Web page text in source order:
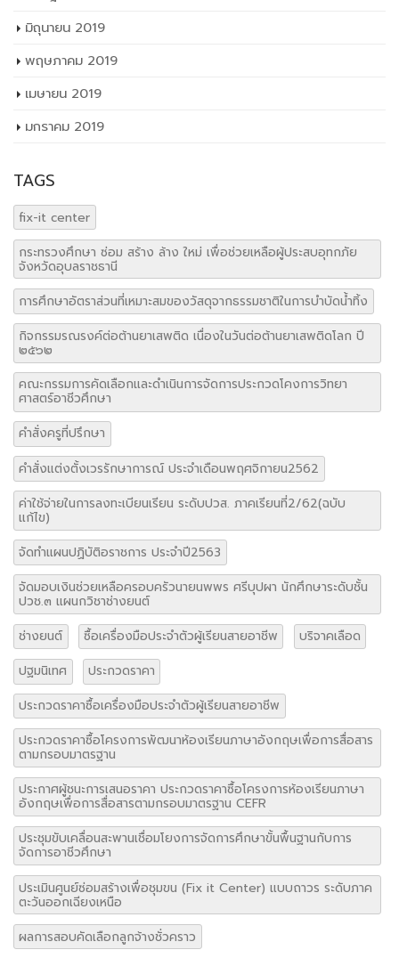
มิถุนายน 2019
พฤษภาคม 2019
เมษายน 2019
มกราคม 2019
TAGS
fix-it center
กระทรวงศึกษา ซ่อม สร้าง ล้าง ใหม่ เพื่อช่วยเหลือผู้ประสบอุทกภัย
จังหวัดอุบลราชธานี
การศึกษาอัตราส่วนที่เหมาะสมของวัสดุจากธรรมชาติในการบำบัดน้ำทิ้ง
กิจกรรมรณรงค์ต่อต้านยาเสพติด เนื่องในวันต่อต้านยาเสพติดโลก ปี
๒๕๖๒
คณะกรรมการคัดเลือกและดำเนินการจัดการประกวดโคงการวิทยา
ศาสตร์อาชีวศึกษา
คำสั่งครูที่ปรึกษา
คำสั่งแต่งตั้งเวรรักษาการณ์ ประจำเดือนพฤศจิกายน2562
ค่าใช้จ่ายในการลงทะเบียนเรียน ระดับปวส. ภาคเรียนที่2/62(ฉบับ
แก้ไข)
จัดทำแผนปฏิบัติอราชการ ประจำปี2563
จัดมอบเงินช่วยเหลือครอบครัวนายนพพร ศรีบุปผา นักศึกษาระดับชั้น
ปวช.๓ แผนกวิชาช่างยนต์
ช่างยนต์
ซื้อเครื่องมือประจำตัวผู้เรียนสายอาชีพ
บริจาคเลือด
ปฐมนิเทศ
ประกวดราคา
ประกวดราคาซื้อเครื่องมือประจำตัวผู้เรียนสายอาชีพ
ประกวดราคาซื้อโครงการพัฒนาห้องเรียนภาษาอังกฤษเพื่อการสื่อสาร
ตามกรอบมาตรฐาน
ประกาศผู้ชนะการเสนอราคา ประกวดราคาซื้อโครงการห้องเรียนภาษา
อังกฤษเพื่อการสื่อสารตามกรอบมาตรฐาน CEFR
ประชุมขับเคลื่อนสะพานเชื่อมโยงการจัดการศึกษาขั้นพื้นฐานกับการ
จัดการอาชีวศึกษา
ประเมินศูนย์ซ่อมสร้างเพื่อชุมขน (Fix it Center) แบบถาวร ระดับภาค
ตะวันออกเฉียงเหนือ
ผลการสอบคัดเลือกลูกจ้างชั่วคราว